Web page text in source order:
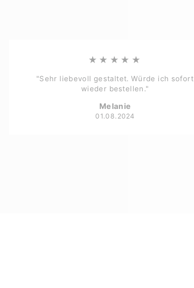
★★★★★
"Sehr liebevoll gestaltet. Würde ich sofort
wieder bestellen."
Melanie
01.08.2024